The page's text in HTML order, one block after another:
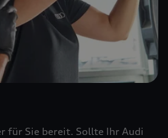
für Sie bereit. Sollte Ihr Audi